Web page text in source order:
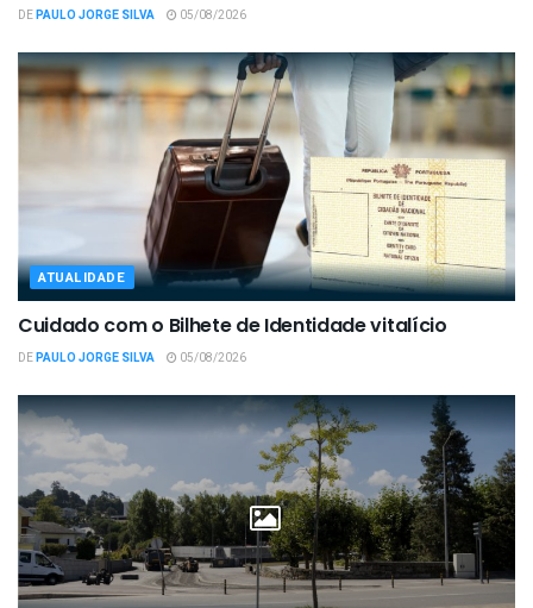
DEPAULO JORGE SILVA 05/08/2026
ATUALIDADE
Cuidado com o Bilhete de Identidade vitalício
DEPAULO JORGE SILVA 05/08/2026